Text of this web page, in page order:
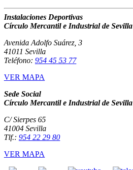
Instalaciones Deportivas
Círculo Mercantil e Industrial de Sevilla
Avenida Adolfo Suárez, 3
41011 Sevilla
Teléfono: 954 45 53 77
VER MAPA
Sede Social
Círculo Mercantil e Industrial de Sevilla
C/ Sierpes 65
41004 Sevilla
Tlf.: 954 22 29 80
VER MAPA